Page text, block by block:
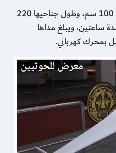
طول جسم طائرة "شامروش" 100 سم، وطول جناحيها 220
ساعتين، ويبلغ مداها
.